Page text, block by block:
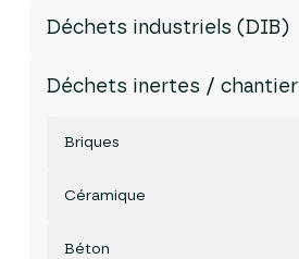
Déchets industriels (DIB)
Déchets inertes / chantier
Briques
Céramique
Béton